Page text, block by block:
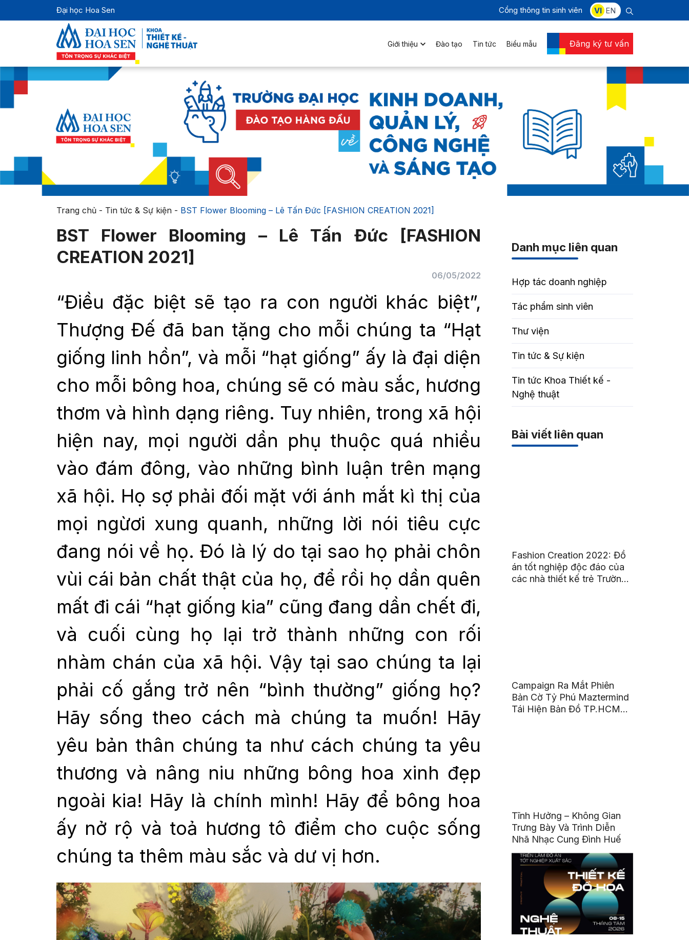
Đại học Hoa Sen Cổng thông tin sinh viên VI EN
Giới thiệu Đào tạo Tin tức Biểu mẫu Đăng ký tư vấn
Trang chủ- Tin tức & Sự kiện- BST Flower Blooming – Lê Tấn Đức [FASHION CREATION 2021]
BST Flower Blooming – Lê Tấn Đức [FASHION
CREATION 2021]
06/05/2022
“Điều đặc biệt sẽ tạo ra con người khác biệt”,
Thượng Đế đã ban tặng cho mỗi chúng ta “Hạt
giống linh hồn”, và mỗi “hạt giống” ấy là đại diện
cho mỗi bông hoa, chúng sẽ có màu sắc, hương
thơm và hình dạng riêng. Tuy nhiên, trong xã hội
hiện nay, mọi người dần phụ thuộc quá nhiều
vào đám đông, vào những bình luận trên mạng
xã hội. Họ sợ phải đối mặt với ánh mắt kì thị của
mọi ngừơi xung quanh, những lời nói tiêu cực
đang nói về họ. Đó là lý do tại sao họ phải chôn
vùi cái bản chất thật của họ, để rồi họ dần quên
mất đi cái “hạt giống kia” cũng đang dần chết đi,
và cuối cùng họ lại trở thành những con rối
nhàm chán của xã hội. Vậy tại sao chúng ta lại
phải cố gắng trở nên “bình thường” giống họ?
Hãy sống theo cách mà chúng ta muốn! Hãy
yêu bản thân chúng ta như cách chúng ta yêu
thương và nâng niu những bông hoa xinh đẹp
ngoài kia! Hãy là chính mình! Hãy để bông hoa
ấy nở rộ và toả hương tô điểm cho cuộc sống
chúng ta thêm màu sắc và dư vị hơn.
Danh mục liên quan
Hợp tác doanh nghiệp
Tác phẩm sinh viên
Thư viện
Tin tức & Sự kiện
Tin tức Khoa Thiết kế -
Nghệ thuật
Bài viết liên quan
Fashion Creation 2022: Đồ
án tốt nghiệp độc đáo của
các nhà thiết kế trẻ Trường
Campaign Ra Mắt Phiên
Bản Cờ Tỷ Phú Maztermind
Tái Hiện Bản Đồ TP.HCM
Tĩnh Hưởng – Không Gian
Trưng Bày Và Trình Diễn
Nhã Nhạc Cung Đình Huế